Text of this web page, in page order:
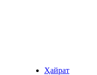
Ҳайрат